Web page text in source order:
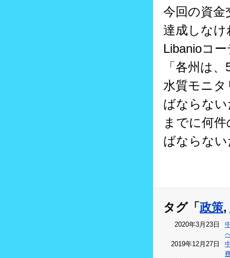
今回の資金
達成しな
Libanioコ
「各州は
水質モニ
ばならな
までに何
ばならな
タグ「政策,
2020年3月23日
2019年12月27日